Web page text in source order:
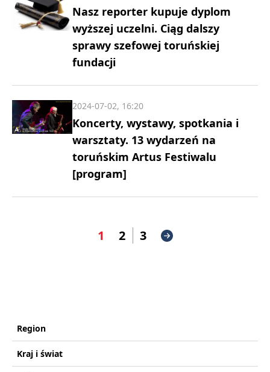
Nasz reporter kupuje dyplom
wyższej uczelni. Ciąg dalszy
sprawy szefowej toruńskiej
fundacji
Koncerty, wystawy, spotkania i
warsztaty. 13 wydarzeń na
toruńskim Artus Festiwalu
[program]
2024-07-02, 16:20
1 2 3
Region
Kraj i świat